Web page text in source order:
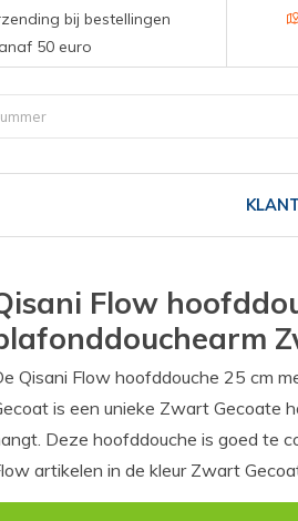
bij bestellingen
50 euro
Flow
Qisani Flow hoofddouche 25 cm
is een unieke Zwart Gecoate
Deze hoofddouche is goed te
artikelen in de kleur Zwart